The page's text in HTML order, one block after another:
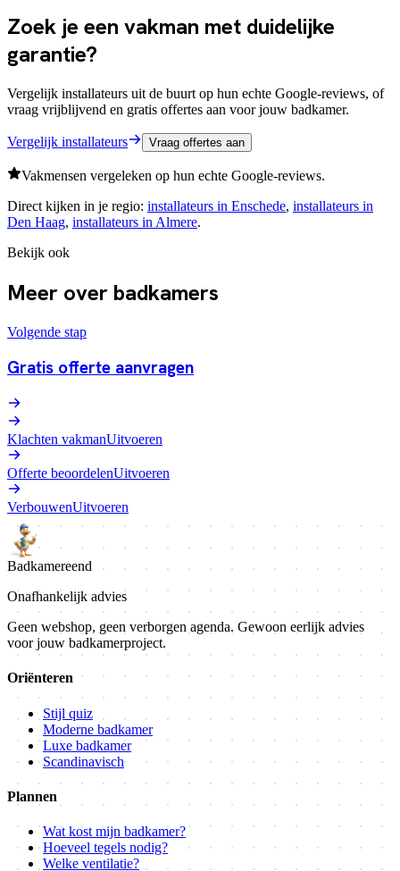
Zoek je een vakman met duidelijke
garantie?
Vergelijk installateurs uit de buurt op hun echte Google-reviews, of
vraag vrijblijvend en gratis offertes aan voor jouw badkamer.
Vergelijk installateurs Vraag offertes aan
Vakmensen vergeleken op hun echte Google-reviews.
Direct kijken in je regio: installateurs in Enschede, installateurs in
Den Haag, installateurs in Almere.
Bekijk ook
Meer over badkamers
Volgende stap
Gratis offerte aanvragen
Klachten vakmanUitvoeren
Offerte beoordelenUitvoeren
VerbouwenUitvoeren
Badkamereend
Onafhankelijk advies
Geen webshop, geen verborgen agenda. Gewoon eerlijk advies
voor jouw badkamerproject.
Oriënteren
Stijl quiz
Moderne badkamer
Luxe badkamer
Scandinavisch
Plannen
Wat kost mijn badkamer?
Hoeveel tegels nodig?
Welke ventilatie?